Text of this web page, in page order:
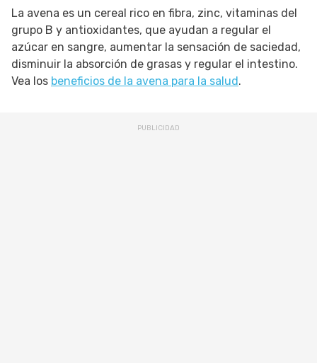
La avena es un cereal rico en fibra, zinc, vitaminas del
grupo B y antioxidantes, que ayudan a regular el
azúcar en sangre, aumentar la sensación de saciedad,
disminuir la absorción de grasas y regular el intestino.
Vea los beneficios de la avena para la salud.